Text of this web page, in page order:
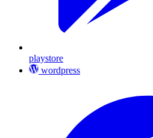
playstore
wordpress